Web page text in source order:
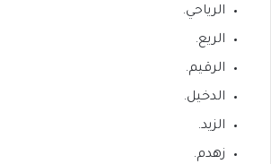
الرياحي.
الريع.
الرقيم.
الدخيل.
الزيد.
زهدم.